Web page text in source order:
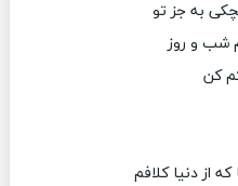
به جز تو
شب و روز
کن
از دنیا کلافم